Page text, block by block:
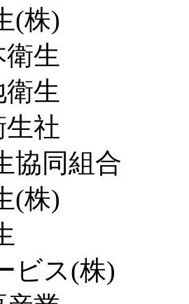
(株)
生
生
社
協同組合
(株)
ビス(株)